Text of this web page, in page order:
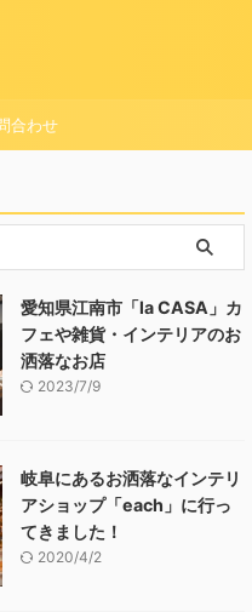
合わせ
愛知県江南市「la CASA」カ
フェや雑貨・インテリアのお
洒落なお店
2023/7/9
岐阜にあるお洒落なインテリ
アショップ「each」に行っ
てきました！
2020/4/2